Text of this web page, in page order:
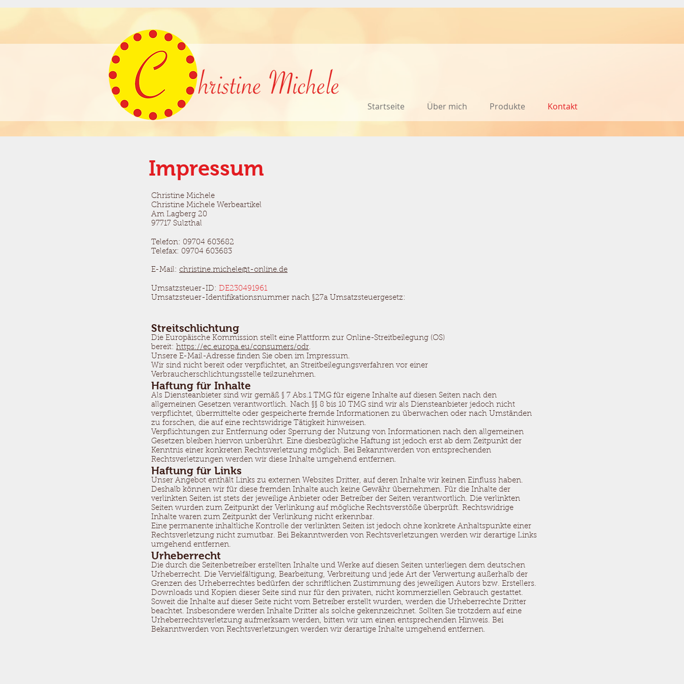
Startseite Über mich Produkte Kontakt
Impressum
Christine Michele
Christine Michele Werbeartikel
Am Lagberg 20
97717 Sulzthal
Telefon: 09704 603682
Telefax: 09704 603683
E-Mail: christine.michele@t-online.de
Umsatzsteuer-ID: DE230491961
Umsatzsteuer-Identifikationsnummer nach §27a Umsatzsteuergesetz:
Streitschlichtung
Die Europäische Kommission stellt eine Plattform zur Online-Streitbeilegung (OS)
bereit: https://ec.europa.eu/consumers/odr.
Unsere E-Mail-Adresse finden Sie oben im Impressum.
Wir sind nicht bereit oder verpflichtet, an Streitbeilegungsverfahren vor einer
Verbraucherschlichtungsstelle teilzunehmen.
Haftung für Inhalte
Als Diensteanbieter sind wir gemäß § 7 Abs.1 TMG für eigene Inhalte auf diesen Seiten nach den
allgemeinen Gesetzen verantwortlich. Nach §§ 8 bis 10 TMG sind wir als Diensteanbieter jedoch nicht
verpflichtet, übermittelte oder gespeicherte fremde Informationen zu überwachen oder nach Umständen
zu forschen, die auf eine rechtswidrige Tätigkeit hinweisen.
Verpflichtungen zur Entfernung oder Sperrung der Nutzung von Informationen nach den allgemeinen
Gesetzen bleiben hiervon unberührt. Eine diesbezügliche Haftung ist jedoch erst ab dem Zeitpunkt der
Kenntnis einer konkreten Rechtsverletzung möglich. Bei Bekanntwerden von entsprechenden
Rechtsverletzungen werden wir diese Inhalte umgehend entfernen.
Haftung für Links
Unser Angebot enthält Links zu externen Websites Dritter, auf deren Inhalte wir keinen Einfluss haben.
Deshalb können wir für diese fremden Inhalte auch keine Gewähr übernehmen. Für die Inhalte der
verlinkten Seiten ist stets der jeweilige Anbieter oder Betreiber der Seiten verantwortlich. Die verlinkten
Seiten wurden zum Zeitpunkt der Verlinkung auf mögliche Rechtsverstöße überprüft. Rechtswidrige
Inhalte waren zum Zeitpunkt der Verlinkung nicht erkennbar.
Eine permanente inhaltliche Kontrolle der verlinkten Seiten ist jedoch ohne konkrete Anhaltspunkte einer
Rechtsverletzung nicht zumutbar. Bei Bekanntwerden von Rechtsverletzungen werden wir derartige Links
umgehend entfernen.
Urheberrecht
Die durch die Seitenbetreiber erstellten Inhalte und Werke auf diesen Seiten unterliegen dem deutschen
Urheberrecht. Die Vervielfältigung, Bearbeitung, Verbreitung und jede Art der Verwertung außerhalb der
Grenzen des Urheberrechtes bedürfen der schriftlichen Zustimmung des jeweiligen Autors bzw. Erstellers.
Downloads und Kopien dieser Seite sind nur für den privaten, nicht kommerziellen Gebrauch gestattet.
Soweit die Inhalte auf dieser Seite nicht vom Betreiber erstellt wurden, werden die Urheberrechte Dritter
beachtet. Insbesondere werden Inhalte Dritter als solche gekennzeichnet. Sollten Sie trotzdem auf eine
Urheberrechtsverletzung aufmerksam werden, bitten wir um einen entsprechenden Hinweis. Bei
Bekanntwerden von Rechtsverletzungen werden wir derartige Inhalte umgehend entfernen.